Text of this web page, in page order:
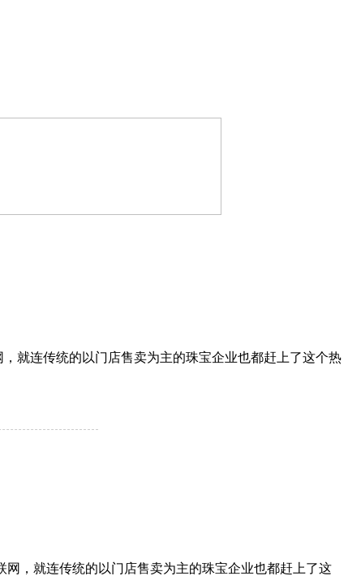
就连传统的以门店售卖为主的珠宝企业也都赶上了这个热
，就连传统的以门店售卖为主的珠宝企业也都赶上了这